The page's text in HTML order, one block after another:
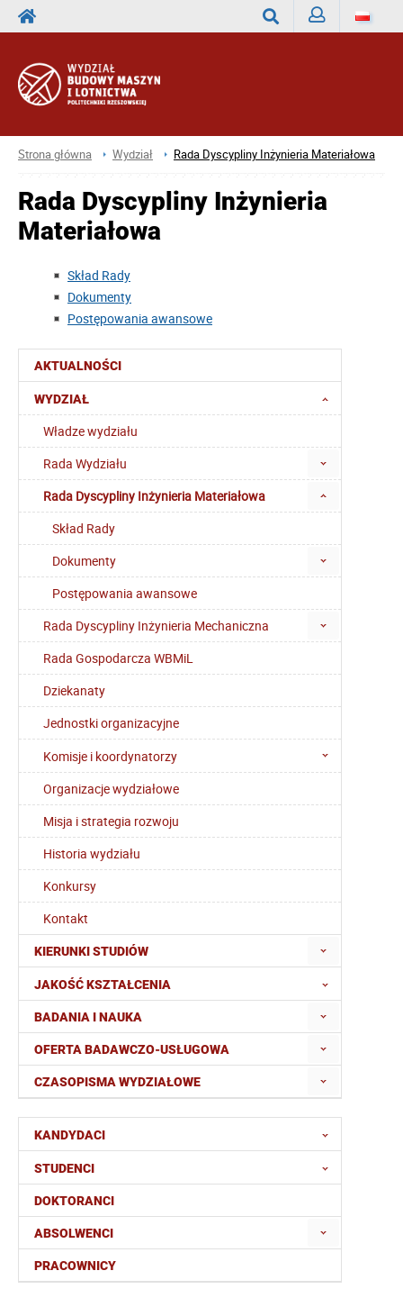
Strona główna Wydział Rada Dyscypliny Inżynieria Materiałowa
AKTUALNOŚCI
WYDZIAŁ
Władze wydziału
Rada Wydziału
Rada Dyscypliny Inżynieria Materiałowa
Skład Rady
Dokumenty
Postępowania awansowe
Rada Dyscypliny Inżynieria Mechaniczna
Rada Gospodarcza WBMiL
Dziekanaty
Jednostki organizacyjne
Komisje i koordynatorzy
Organizacje wydziałowe
Misja i strategia rozwoju
Historia wydziału
Konkursy
Kontakt
KIERUNKI STUDIÓW
JAKOŚĆ KSZTAŁCENIA
BADANIA I NAUKA
OFERTA BADAWCZO-USŁUGOWA
CZASOPISMA WYDZIAŁOWE
KANDYDACI
STUDENCI
DOKTORANCI
ABSOLWENCI
PRACOWNICY
Rada Dyscypliny Inżynieria
Materiałowa
Skład Rady
Dokumenty
Postępowania awansowe